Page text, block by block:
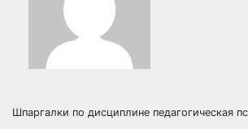
Шпаргалки по дисциплине педагогическая